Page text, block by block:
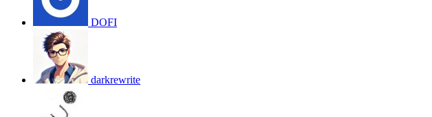
DOFI
darkrewrite